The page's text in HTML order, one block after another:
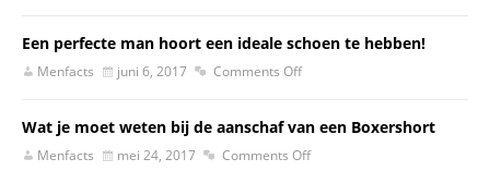
Een perfecte man hoort een ideale schoen te hebben!
Menfacts juni 6, 2017 Comments Off
Wat je moet weten bij de aanschaf van een Boxershort
Menfacts mei 24, 2017 Comments Off